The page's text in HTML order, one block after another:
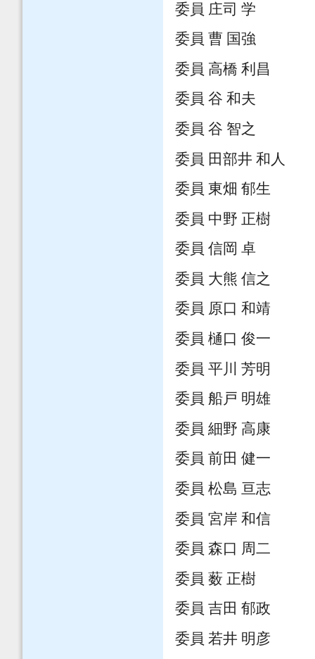
委員 庄司 学
委員 曹 国強
委員 高橋 利昌
委員 谷 和夫
委員 谷 智之
委員 田部井 和人
委員 東畑 郁生
委員 中野 正樹
委員 信岡 卓
委員 大熊 信之
委員 原口 和靖
委員 樋口 俊一
委員 平川 芳明
委員 船戸 明雄
委員 細野 高康
委員 前田 健一
委員 松島 亘志
委員 宮岸 和信
委員 森口 周二
委員 薮 正樹
委員 吉田 郁政
委員 若井 明彦